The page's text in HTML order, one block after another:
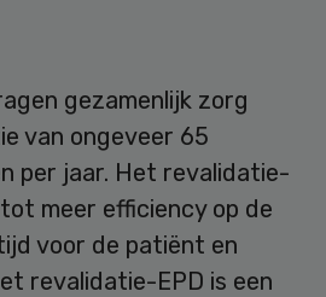
gezamenlijk zorg
van ongeveer 65
per jaar. Het revalidatie-
meer efficiency op de
voor de patiënt en
revalidatie-EPD is een